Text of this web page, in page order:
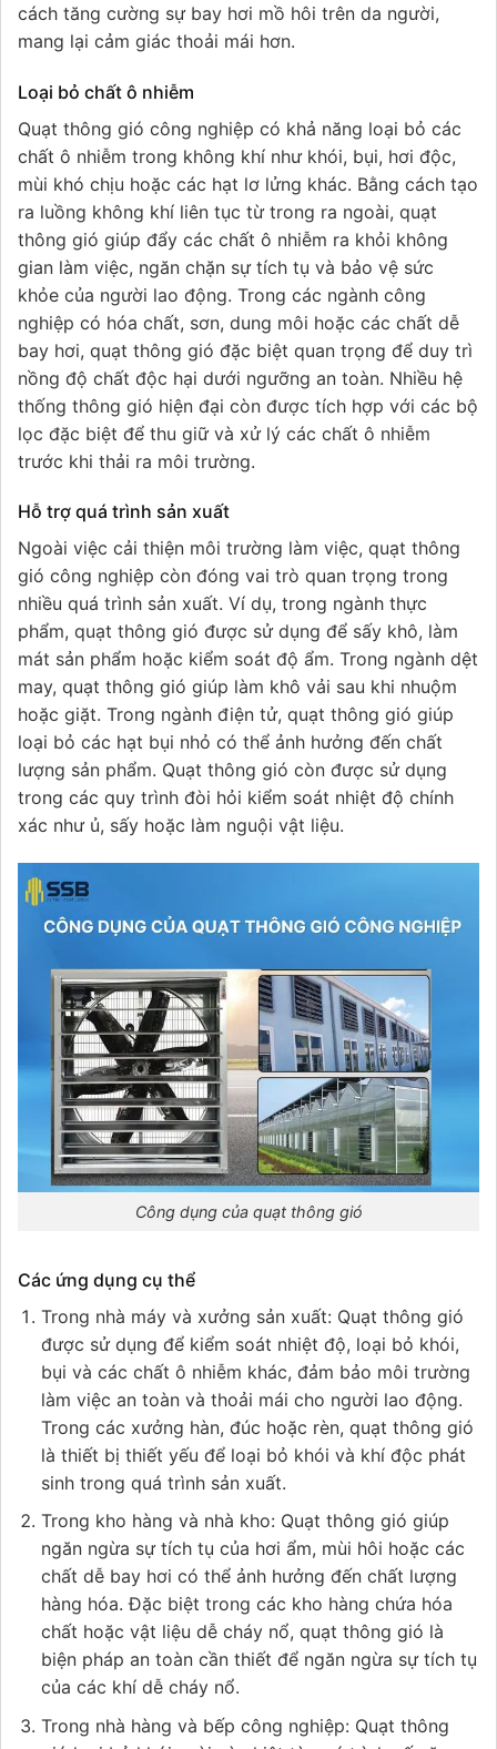
cách tăng cường sự bay hơi mồ hôi trên da người,
mang lại cảm giác thoải mái hơn.
Loại bỏ chất ô nhiễm
Quạt thông gió công nghiệp có khả năng loại bỏ các
chất ô nhiễm trong không khí như khói, bụi, hơi độc,
mùi khó chịu hoặc các hạt lơ lửng khác. Bằng cách tạo
ra luồng không khí liên tục từ trong ra ngoài, quạt
thông gió giúp đẩy các chất ô nhiễm ra khỏi không
gian làm việc, ngăn chặn sự tích tụ và bảo vệ sức
khỏe của người lao động. Trong các ngành công
nghiệp có hóa chất, sơn, dung môi hoặc các chất dễ
bay hơi, quạt thông gió đặc biệt quan trọng để duy trì
nồng độ chất độc hại dưới ngưỡng an toàn. Nhiều hệ
thống thông gió hiện đại còn được tích hợp với các bộ
lọc đặc biệt để thu giữ và xử lý các chất ô nhiễm
trước khi thải ra môi trường.
Hỗ trợ quá trình sản xuất
Ngoài việc cải thiện môi trường làm việc, quạt thông
gió công nghiệp còn đóng vai trò quan trọng trong
nhiều quá trình sản xuất. Ví dụ, trong ngành thực
phẩm, quạt thông gió được sử dụng để sấy khô, làm
mát sản phẩm hoặc kiểm soát độ ẩm. Trong ngành dệt
may, quạt thông gió giúp làm khô vải sau khi nhuộm
hoặc giặt. Trong ngành điện tử, quạt thông gió giúp
loại bỏ các hạt bụi nhỏ có thể ảnh hưởng đến chất
lượng sản phẩm. Quạt thông gió còn được sử dụng
trong các quy trình đòi hỏi kiểm soát nhiệt độ chính
xác như ủ, sấy hoặc làm nguội vật liệu.
Công dụng của quạt thông gió
Các ứng dụng cụ thể
Trong nhà máy và xưởng sản xuất: Quạt thông gió
được sử dụng để kiểm soát nhiệt độ, loại bỏ khói,
bụi và các chất ô nhiễm khác, đảm bảo môi trường
làm việc an toàn và thoải mái cho người lao động.
Trong các xưởng hàn, đúc hoặc rèn, quạt thông gió
là thiết bị thiết yếu để loại bỏ khói và khí độc phát
sinh trong quá trình sản xuất.
Trong kho hàng và nhà kho: Quạt thông gió giúp
ngăn ngừa sự tích tụ của hơi ẩm, mùi hôi hoặc các
chất dễ bay hơi có thể ảnh hưởng đến chất lượng
hàng hóa. Đặc biệt trong các kho hàng chứa hóa
chất hoặc vật liệu dễ cháy nổ, quạt thông gió là
biện pháp an toàn cần thiết để ngăn ngừa sự tích tụ
của các khí dễ cháy nổ.
Trong nhà hàng và bếp công nghiệp: Quạt thông